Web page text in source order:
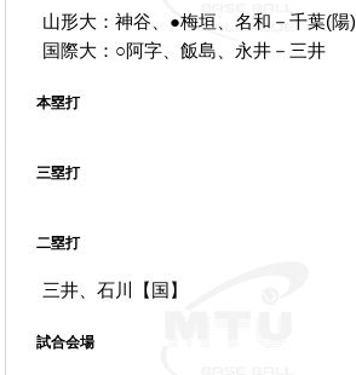
山形大：神谷、●梅垣、名和－千葉(陽)
国際大：○阿字、飯島、永井－三井
本塁打
三塁打
二塁打
三井、石川【国】
試合会場